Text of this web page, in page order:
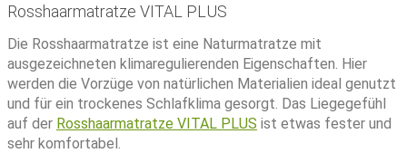
Rosshaarmatratze VITAL PLUS
Die Rosshaarmatratze ist eine Naturmatratze mit
ausgezeichneten klimaregulierenden Eigenschaften. Hier
werden die Vorzüge von natürlichen Materialien ideal genutzt
und für ein trockenes Schlafklima gesorgt. Das Liegegefühl
auf der Rosshaarmatratze VITAL PLUS ist etwas fester und
sehr komfortabel.